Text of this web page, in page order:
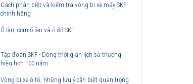
Cách phân biệt và kiểm tra vòng bi xe máy SKF
chính hãng
Ổ lăn, cụm ổ lăn và ổ đỡ SKF
Tập đoàn SKF - Dòng thời gian lịch sử thương
hiệu hơn 100 năm
Vòng bi xe ô tô, những lưu ý cần biết quan trọng